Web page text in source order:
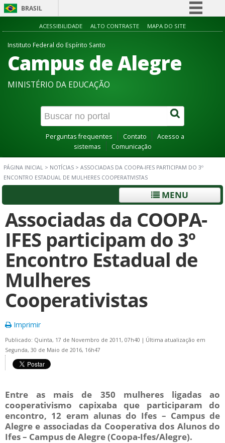
BRASIL
Simplifique!
Acesso à informação
Canais
ACESSIBILIDADE ALTO CONTRASTE MAPA DO SITE
Instituto Federal do Espírito Santo
Campus de Alegre
MINISTÉRIO DA EDUCAÇÃO
Perguntas frequentes Contato
Acesso a
sistemas
Comunicação
PÁGINA INICIAL > NOTÍCIAS > ASSOCIADAS DA COOPA-IFES PARTICIPAM DO 3º
ENCONTRO ESTADUAL DE MULHERES COOPERATIVISTAS
MENU
Associadas da COOPA-
IFES participam do 3º
Encontro Estadual de
Mulheres
Cooperativistas
Imprimir
Publicado: Quinta, 17 de Novembro de 2011, 07h40 | Última atualização em
Segunda, 30 de Maio de 2016, 16h47
Entre as mais de 350 mulheres ligadas ao
cooperativismo capixaba que participaram do
encontro, 12 eram alunas do Ifes – Campus de
Alegre e associadas da Cooperativa dos Alunos do
Ifes – Campus de Alegre (Coopa-Ifes/Alegre).